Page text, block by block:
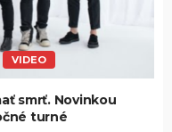
VIDEO
smrť. Novinkou
turné